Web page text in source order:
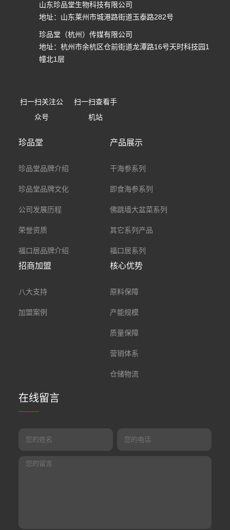
山东珍品堂生物科技有限公司
地址：山东莱州市城港路街道玉泰路282号
珍品堂（杭州）传媒有限公司
地址：杭州市余杭区仓前街道龙潭路16号天时科技园1
幢北1层
扫一扫关注公
众号
扫一扫查看手
机站
珍品堂
珍品堂品牌介绍
珍品堂品牌文化
公司发展历程
荣誉资质
福口居品牌介绍
产品展示
干海参系列
即食海参系列
佛跳墙大盆菜系列
其它系列产品
福口居系列
招商加盟
八大支持
加盟案例
核心优势
原料保障
产能规模
质量保障
营销体系
仓储物流
在线留言